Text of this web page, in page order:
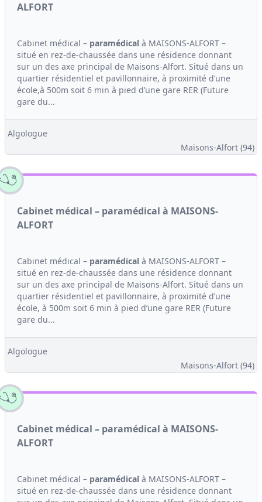
ALFORT
Cabinet médical – paramédical à MAISONS-ALFORT –
situé en rez-de-chaussée dans une résidence donnant
sur un des axe principal de Maisons-Alfort. Situé dans un
quartier résidentiel et pavillonnaire, à proximité d’une
école,à 500m soit 6 min à pied d’une gare RER (Future
gare du...
Algologue
Maisons-Alfort (94)
Cabinet médical – paramédical à MAISONS-
ALFORT
Cabinet médical – paramédical à MAISONS-ALFORT –
situé en rez-de-chaussée dans une résidence donnant
sur un des axe principal de Maisons-Alfort. Situé dans un
quartier résidentiel et pavillonnaire, à proximité d’une
école, à 500m soit 6 min à pied d’une gare RER (Future
gare du...
Algologue
Maisons-Alfort (94)
Cabinet médical – paramédical à MAISONS-
ALFORT
Cabinet médical – paramédical à MAISONS-ALFORT –
situé en rez-de-chaussée dans une résidence donnant